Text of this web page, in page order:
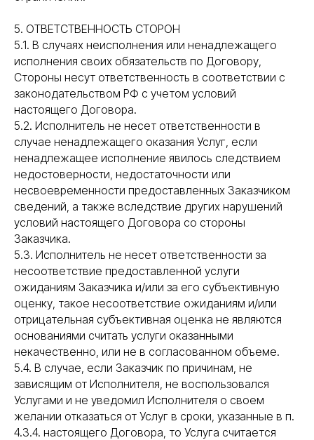
5. ОТВЕТСТВЕННОСТЬ СТОРОН
5.1. В случаях неисполнения или ненадлежащего
исполнения своих обязательств по Договору,
Стороны несут ответственность в соответствии с
законодательством РФ с учетом условий
настоящего Договора.
5.2. Исполнитель не несет ответственности в
случае ненадлежащего оказания Услуг, если
ненадлежащее исполнение явилось следствием
недостоверности, недостаточности или
несвоевременности предоставленных Заказчиком
сведений, а также вследствие других нарушений
условий настоящего Договора со стороны
Заказчика.
5.3. Исполнитель не несет ответственности за
несоответствие предоставленной услуги
ожиданиям Заказчика и/или за его субъективную
оценку, такое несоответствие ожиданиям и/или
отрицательная субъективная оценка не являются
основаниями считать услуги оказанными
некачественно, или не в согласованном объеме.
5.4. В случае, если Заказчик по причинам, не
зависящим от Исполнителя, не воспользовался
Услугами и не уведомил Исполнителя о своем
желании отказаться от Услуг в сроки, указанные в п.
4.3.4. настоящего Договора, то Услуга считается